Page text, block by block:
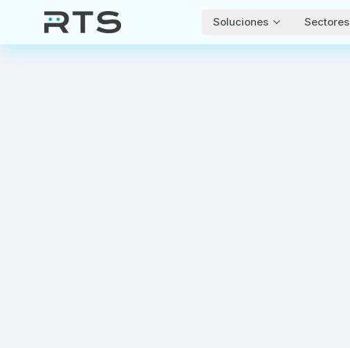
Soluciones Sectores